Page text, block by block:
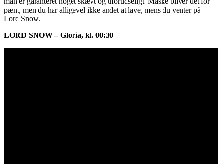
pænt, men du har alligevel ikke andet at lave, mens du venter på
Lord Snow.
LORD SNOW – Gloria, kl. 00:30